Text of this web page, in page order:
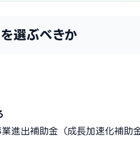
選ぶべきか
進出補助金（成長加速化補助